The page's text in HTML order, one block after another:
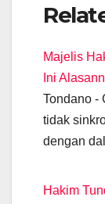
c
e
b
o
o
k
Majelis
Ini
Tondano -
tidak
dengan
Hakim